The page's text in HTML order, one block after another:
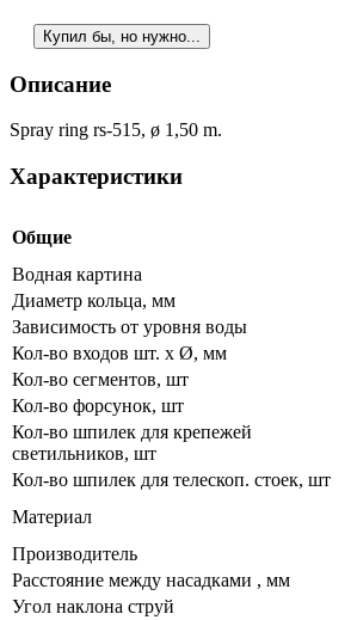
Купил бы, но нужно...
Описание
Spray ring rs-515, ø 1,50 m.
Характеристики
Общие
Водная картина
Диаметр кольца, мм
Зависимость от уровня воды
Кол-во входов шт. x Ø, мм
Кол-во сегментов, шт
Кол-во форсунок, шт
Кол-во шпилек для крепежей
светильников, шт
Кол-во шпилек для телескоп. стоек, шт
Материал
Производитель
Расстояние между насадками , мм
Угол наклона струй